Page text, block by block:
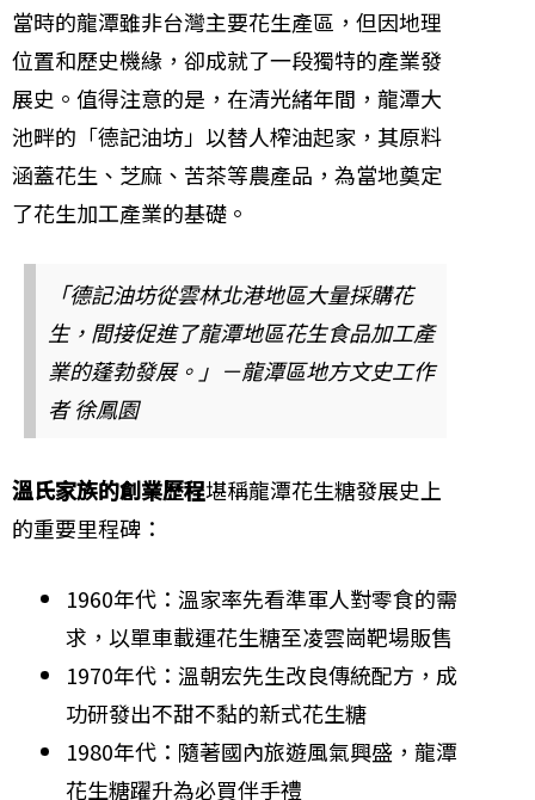
當時的龍潭雖非台灣主要花生產區，但因地理
位置和歷史機緣，卻成就了一段獨特的產業發
展史。值得注意的是，在清光緒年間，龍潭大
池畔的「德記油坊」以替人榨油起家，其原料
涵蓋花生、芝麻、苦茶等農產品，為當地奠定
了花生加工產業的基礎。
「德記油坊從雲林北港地區大量採購花
生，間接促進了龍潭地區花生食品加工產
業的蓬勃發展。」－龍潭區地方文史工作
者 徐鳳園
溫氏家族的創業歷程堪稱龍潭花生糖發展史上
的重要里程碑：
1960年代：溫家率先看準軍人對零食的需
求，以單車載運花生糖至凌雲崗靶場販售
1970年代：溫朝宏先生改良傳統配方，成
功研發出不甜不黏的新式花生糖
1980年代：隨著國內旅遊風氣興盛，龍潭
花生糖躍升為必買伴手禮